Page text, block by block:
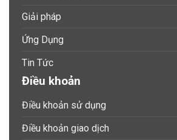
Giải pháp
Ứng Dụng
Tin Tức
Điều khoản
Điều khoản sử dụng
Điều khoản giao dịch